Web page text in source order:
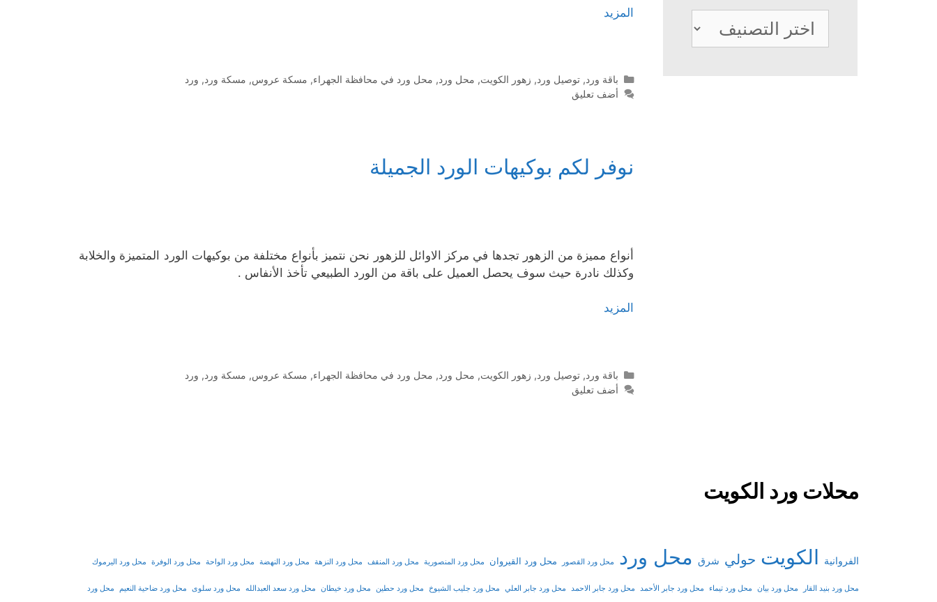
المزيد
التصنيفات
باقة ورد, توصيل ورد, زهور الكويت, محل ورد, محل ورد في محافظة الجهراء, مسكة عروس, مسكة ورد, ورد
أضف تعليق
نوفر لكم بوكيهات الورد الجميلة
أنواع مميزة من الزهور تجدها في مركز الاوائل للزهور نحن نتميز بأنواع مختلفة من بوكيهات الورد المتميزة والخلابة
وكذلك نادرة حيث سوف يحصل العميل على باقة من الورد الطبيعي تأخذ الأنفاس .
المزيد
التصنيفات
باقة ورد, توصيل ورد, زهور الكويت, محل ورد, محل ورد في محافظة الجهراء, مسكة عروس, مسكة ورد, ورد
أضف تعليق
تصنيفات
محلات ورد الكويت
الفروانية الكويت حولي شرق محل ورد محل ورد القصور محل ورد القيروان محل ورد المنصورية محل ورد المنقف محل ورد النزهة محل ورد النهضة محل ورد الواحة محل ورد الوفرة محل ورد اليرموك
محل ورد بنيد القار محل ورد بيان محل ورد تيماء محل ورد جابر الأحمد محل ورد جابر الاحمد محل ورد جابر العلي محل ورد جليب الشيوخ محل ورد حطين محل ورد خيطان محل ورد سعد العبدالله محل ورد سلوى محل ورد ضاحية النعيم محل ورد